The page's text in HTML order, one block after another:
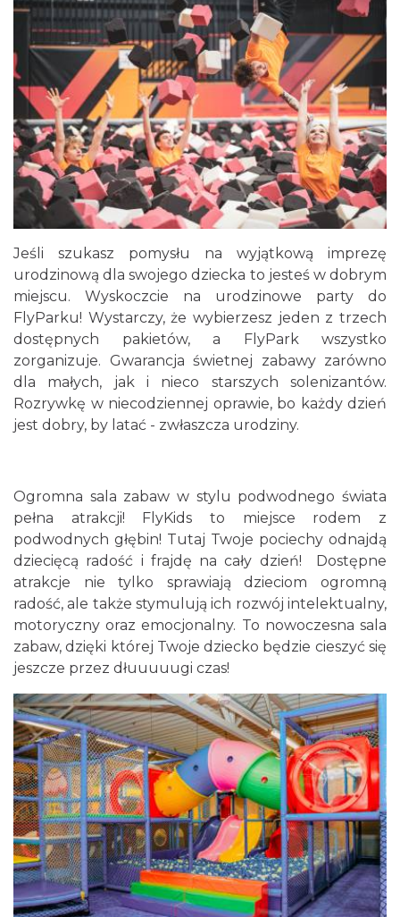
Jeśli szukasz pomysłu na wyjątkową imprezę
urodzinową dla swojego dziecka to jesteś w dobrym
miejscu. Wyskoczcie na urodzinowe party do
FlyParku! Wystarczy, że wybierzesz jeden z trzech
dostępnych pakietów, a FlyPark wszystko
zorganizuje. Gwarancja świetnej zabawy zarówno
dla małych, jak i nieco starszych solenizantów.
Rozrywkę w niecodziennej oprawie, bo każdy dzień
jest dobry, by latać - zwłaszcza urodziny.
Ogromna sala zabaw w stylu podwodnego świata
pełna atrakcji! FlyKids to miejsce rodem z
podwodnych głębin! Tutaj Twoje pociechy odnajdą
dziecięcą radość i frajdę na cały dzień! Dostępne
atrakcje nie tylko sprawiają dzieciom ogromną
radość, ale także stymulują ich rozwój intelektualny,
motoryczny oraz emocjonalny. To nowoczesna sala
zabaw, dzięki której Twoje dziecko będzie cieszyć się
jeszcze przez dłuuuuugi czas!